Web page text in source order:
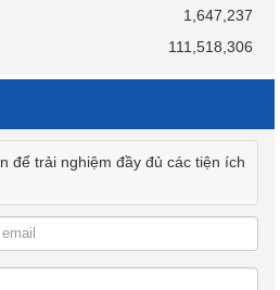
1,647,237
111,518,306
để trải nghiệm đầy đủ các tiện ích